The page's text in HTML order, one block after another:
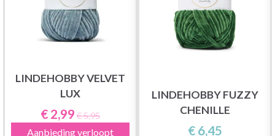
LINDEHOBBY VELVET
LUX
€ 2,99 € 5,95
Aanbieding verloopt
LINDEHOBBY FUZZY
CHENILLE
€ 6,45